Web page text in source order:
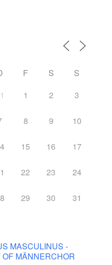
F S
S
1 2 3
8 9 10
15 16 17
22 23 24
29 30 31
MASCULINUS -
OF MÄNNERCHOR